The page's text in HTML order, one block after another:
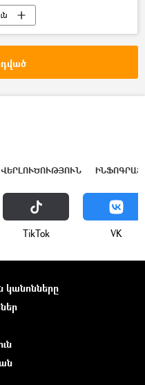
Տնտեսական մրցակցության պաշտպանության պետական հանձնաժողով (ՏՄՊՊՀ)
ՎԵՐԼՈՒԾՈՒԹՅՈՒՆ
ТikТоk VK